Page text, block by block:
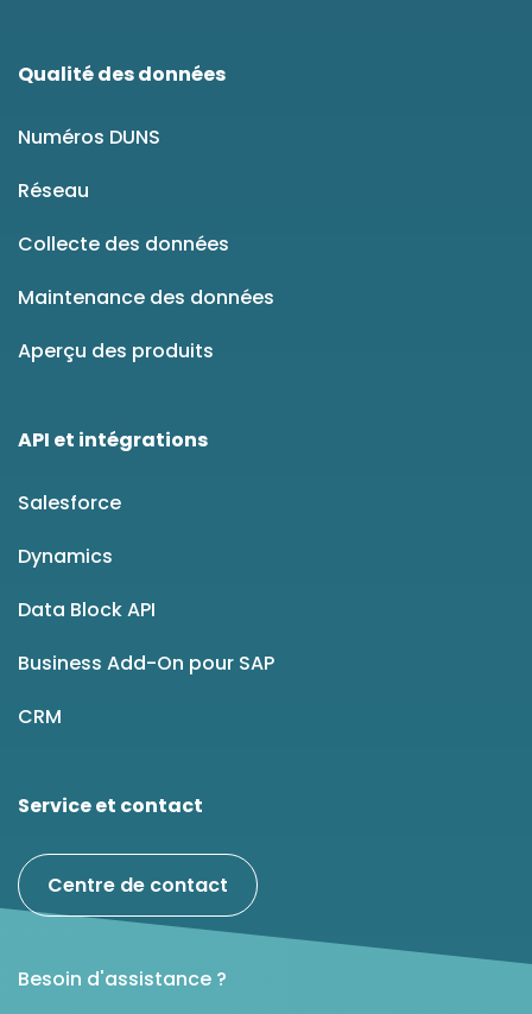
Qualité des données
Numéros DUNS
Réseau
Collecte des données
Maintenance des données
Aperçu des produits
API et intégrations
Salesforce
Dynamics
Data Block API
Business Add-On pour SAP
CRM
Service et contact
Centre de contact
Besoin d'assistance ?